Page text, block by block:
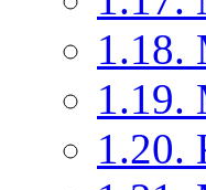
1.18.
1.19.
1.20.